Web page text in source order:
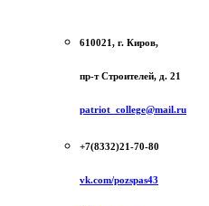
610021, г. Киров,
пр-т Строителей, д. 21
patriot_college@mail.ru
+7(8332)21-70-80
vk.com/pozspas43